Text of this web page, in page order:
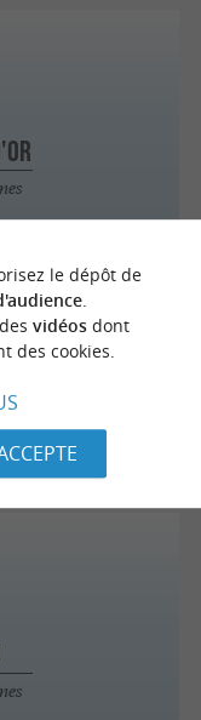
le dépôt de
.
vidéosdont
des cookies.